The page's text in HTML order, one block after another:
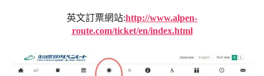
英文訂票網站:http://www.alpen-
route.com/ticket/en/index.html